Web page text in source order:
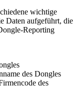
wichtige
Daten aufgeführt, die
Reporting
des Dongles
des